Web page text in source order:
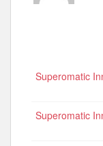
Superomatic
Superomatic